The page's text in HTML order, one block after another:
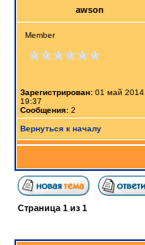
awson
Member
Зарегистрирован: 01 май 2014,
19:37
Сообщения: 2
Вернуться к началу
Страница 1 из 1